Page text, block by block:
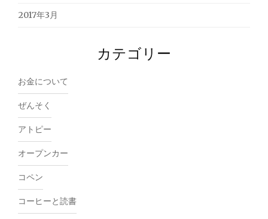
2017年3月
カテゴリー
お金について
ぜんそく
アトピー
オープンカー
コペン
コーヒーと読書